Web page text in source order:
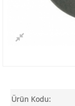
Ürün Kodu: